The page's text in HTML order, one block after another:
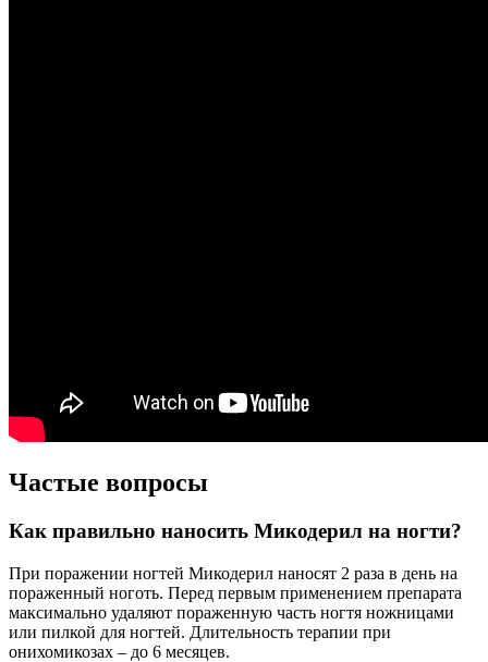
Частые вопросы
Как правильно наносить Микодерил на ногти?
При поражении ногтей Микодерил наносят 2 раза в день на
пораженный ноготь. Перед первым применением препарата
максимально удаляют пораженную часть ногтя ножницами
или пилкой для ногтей. Длительность терапии при
онихомикозах – до 6 месяцев.